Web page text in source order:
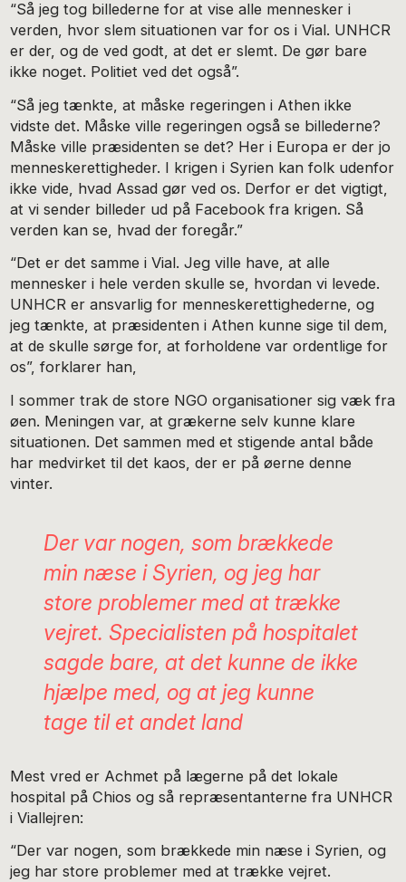
“Så jeg tog billederne for at vise alle mennesker i
verden, hvor slem situationen var for os i Vial. UNHCR
er der, og de ved godt, at det er slemt. De gør bare
ikke noget. Politiet ved det også”.
“Så jeg tænkte, at måske regeringen i Athen ikke
vidste det. Måske ville regeringen også se billederne?
Måske ville præsidenten se det? Her i Europa er der jo
menneskerettigheder. I krigen i Syrien kan folk udenfor
ikke vide, hvad Assad gør ved os. Derfor er det vigtigt,
at vi sender billeder ud på Facebook fra krigen. Så
verden kan se, hvad der foregår.”
“Det er det samme i Vial. Jeg ville have, at alle
mennesker i hele verden skulle se, hvordan vi levede.
UNHCR er ansvarlig for menneskerettighederne, og
jeg tænkte, at præsidenten i Athen kunne sige til dem,
at de skulle sørge for, at forholdene var ordentlige for
os”, forklarer han,
I sommer trak de store NGO organisationer sig væk fra
øen. Meningen var, at grækerne selv kunne klare
situationen. Det sammen med et stigende antal både
har medvirket til det kaos, der er på øerne denne
vinter.
Der var nogen, som brækkede
min næse i Syrien, og jeg har
store problemer med at trække
vejret. Specialisten på hospitalet
sagde bare, at det kunne de ikke
hjælpe med, og at jeg kunne
tage til et andet land
Mest vred er Achmet på lægerne på det lokale
hospital på Chios og så repræsentanterne fra UNHCR
i Viallejren:
“Der var nogen, som brækkede min næse i Syrien, og
jeg har store problemer med at trække vejret.